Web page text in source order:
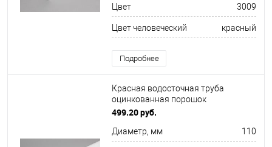
Цвет 3009
Цвет человеческий красный
Подробнее
Красная водосточная труба
оцинкованная порошок
ф110х1250мм RAL 3003
499.20 руб.
Диаметр, мм 110